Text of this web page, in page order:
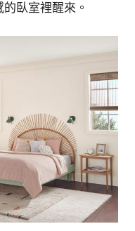
臥室裡醒來。